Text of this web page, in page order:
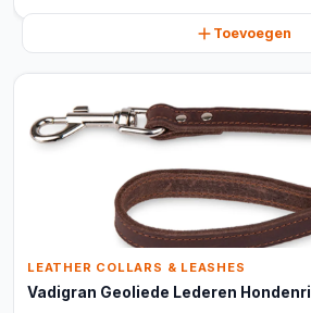
Toevoegen
LEATHER COLLARS & LEASHES
Vadigran Geoliede Lederen